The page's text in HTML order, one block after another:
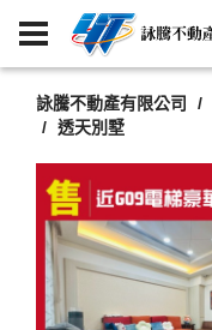
詠騰不動產有限公司
透天別墅